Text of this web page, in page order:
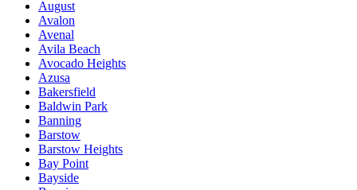
August
Avalon
Avenal
Avila Beach
Avocado Heights
Azusa
Bakersfield
Baldwin Park
Banning
Barstow
Barstow Heights
Bay Point
Bayside